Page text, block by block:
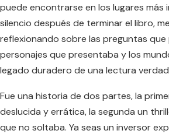
puede encontrarse en los lugares más
silencio después de terminar el libro,
reflexionando sobre las preguntas que
personajes que presentaba y los
legado duradero de una lectura
Fue una historia de dos partes, la
deslucida y errática, la segunda un
que no soltaba. Ya seas un inversor